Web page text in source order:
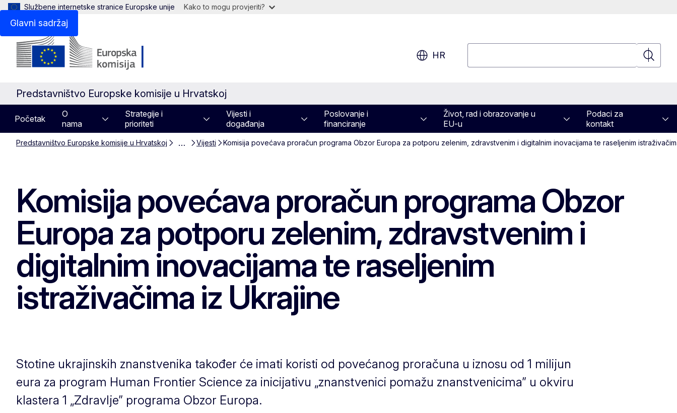
Glavni sadržaj
Službene internetske stranice Europske unije Kako to mogu provjeriti?
HR
Predstavništvo Europske komisije u Hrvatskoj
Početak
O
nama
Strategije i
prioriteti
Vijesti i
događanja
Poslovanje i
financiranje
Život, rad i obrazovanje u
EU-u
Podaci za
kontakt
Predstavništvo Europske komisije u Hrvatskoj … Vijesti Komisija povećava proračun programa Obzor Europa za potporu zelenim, zdravstvenim i digitalnim inovacijama te raseljenim
Komisija povećava proračun programa Obzor
Europa za potporu zelenim, zdravstvenim i
digitalnim inovacijama te raseljenim
istraživačima iz Ukrajine
Stotine ukrajinskih znanstvenika također će imati koristi od povećanog proračuna u iznosu od 1 milijun
eura za program Human Frontier Science za inicijativu „znanstvenici pomažu znanstvenicima” u okviru
klastera 1 „Zdravlje” programa Obzor Europa.